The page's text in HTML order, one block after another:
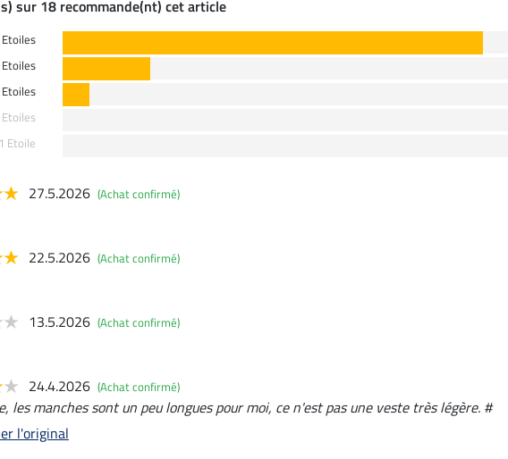
sur 18 recommande(nt) cet article
1 Etoile
27.5.2026 (Achat confirmé)
22.5.2026 (Achat confirmé)
13.5.2026 (Achat confirmé)
24.4.2026 (Achat confirmé)
les manches sont un peu longues pour moi, ce n'est pas une veste très légère. #
l'original